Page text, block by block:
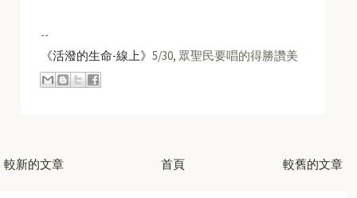
--
《活潑的生命-線上》5/30, 眾聖民要唱的得勝讚美
較新的文章 較舊的文章
首頁